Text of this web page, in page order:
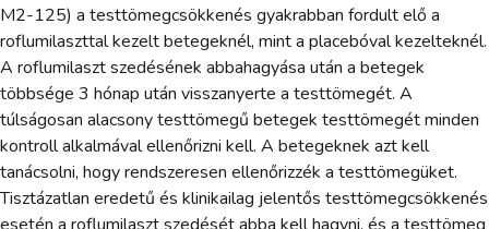
M2-125) a testtömegcsökkenés gyakrabban fordult elő a
roflumilaszttal kezelt betegeknél, mint a placebóval kezelteknél.
A roflumilaszt szedésének abbahagyása után a betegek
többsége 3 hónap után visszanyerte a testtömegét. A
túlságosan alacsony testtömegű betegek testtömegét minden
kontroll alkalmával ellenőrizni kell. A betegeknek azt kell
tanácsolni, hogy rendszeresen ellenőrizzék a testtömegüket.
Tisztázatlan eredetű és klinikailag jelentős testtömegcsökkenés